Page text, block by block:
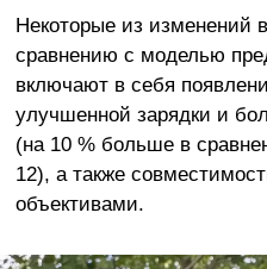
Некоторые из изменений
сравнению с моделью
включают в себя
улучшенной зарядки и
(на 10 % больше в
12), а также
объективами.